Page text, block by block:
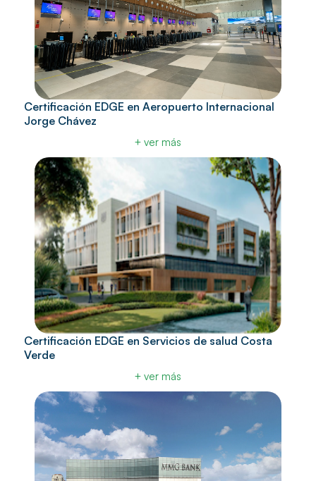
Certificación EDGE en Aeropuerto Internacional
Jorge Chávez
+ ver más
Certificación EDGE en Servicios de salud Costa
Verde
+ ver más